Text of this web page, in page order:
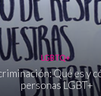
LGBTQ+
Qué es y
personas LGBT+